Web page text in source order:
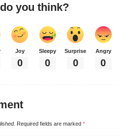
you think?
Joy
0
Sleepy
0
Surprise
0
Angry
0
Required fields are marked *